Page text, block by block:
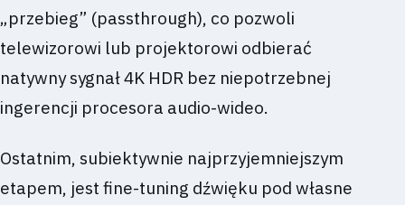
„przebieg” (passthrough), co pozwoli
telewizorowi lub projektorowi odbierać
natywny sygnał 4K HDR bez niepotrzebnej
ingerencji procesora audio-wideo.
Ostatnim, subiektywnie najprzyjemniejszym
etapem, jest fine-tuning dźwięku pod własne